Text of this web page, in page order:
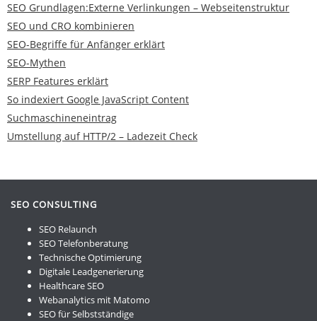
SEO Grundlagen:Externe Verlinkungen – Webseitenstruktur
SEO und CRO kombinieren
SEO-Begriffe für Anfänger erklärt
SEO-Mythen
SERP Features erklärt
So indexiert Google JavaScript Content
Suchmaschineneintrag
Umstellung auf HTTP/2 – Ladezeit Check
SEO CONSULTING
SEO Relaunch
SEO Telefonberatung
Technische Optimierung
Digitale Leadgenerierung
Healthcare SEO
Webanalytics mit Matomo
SEO für Selbstständige